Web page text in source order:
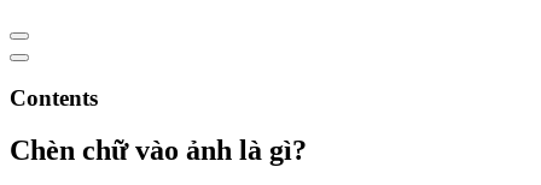
Contents
Chèn chữ vào ảnh là gì?